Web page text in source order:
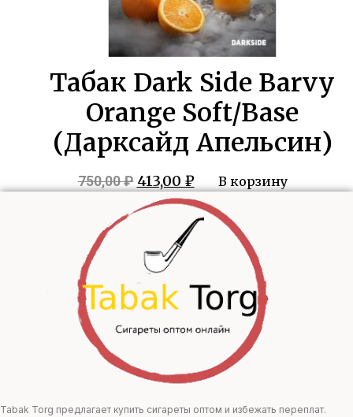
Табак Dark Side Barvy
Orange Soft/Base
(Дарксайд Апельсин)
750,00₽ Первоначальная
цена
составляла
750,00 ₽.
413,00 ₽Текущая
цена:
413,00 ₽.
В корзину
Tabak Torg предлагает купить сигареты оптом и избежать переплат.